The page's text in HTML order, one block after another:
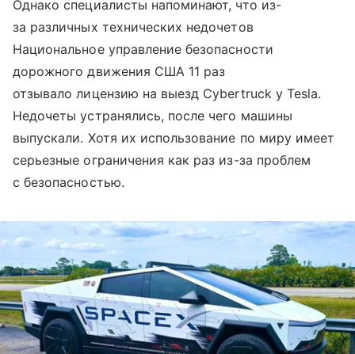
Однако специалисты напоминают, что из-
за различных технических недочетов
Национальное управление безопасности
дорожного движения США 11 раз
отзывало лицензию на выезд Cybertruck у Tesla.
Недочеты устранялись, после чего машины
выпускали. Хотя их использование по миру имеет
серьезные ограничения как раз из-за проблем
с безопасностью.